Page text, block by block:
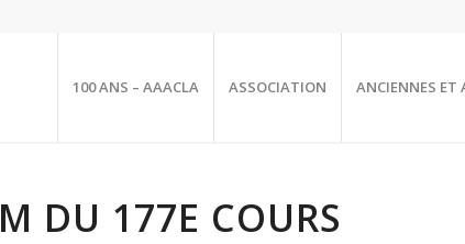
100 ANS – AAACLA ASSOCIATION ANCIENNES ET
DU 177E COURS